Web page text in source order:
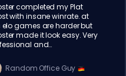
completed my Plat
with insane winrate. at
elo games are harder but
made it look easy. Very
and
Random Office Guy